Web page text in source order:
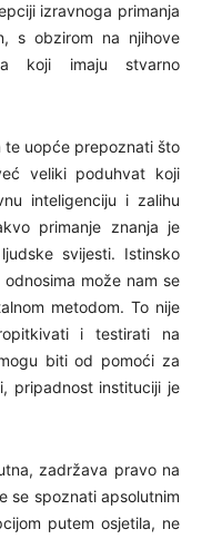
izravnoga primanja
s obzirom na njihove
koji imaju stvarno
te uopće prepoznati što
veliki poduhvat koji
inteligenciju i zalihu
primanje znanja je
svijesti. Istinsko
može nam se
metodom. To nije
i testirati na
biti od pomoći za
pripadnost instituciji je
zadržava pravo na
se spoznati apsolutnim
putem osjetila, ne